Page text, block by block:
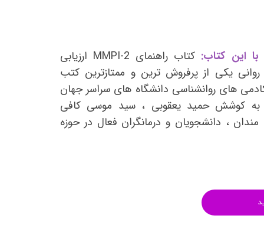
انتشارات ققنوس
انتشارات مدرسان شریف
انتشارات ویرایش
این کتاب:
کتاب راهنمای MMPI-2 ارزیابی
یکی از پرفروش ترین و ممتازترین کتب
های روانشناسی دانشگاه های سراسر جهان
به کوشش حمید یعقوبی ، سید موسی کافی
مندان ، دانشجویان و درمانگران فعال در حوزه